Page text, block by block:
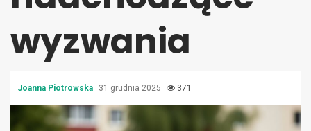
wyzwania
Joanna Piotrowska 31 grudnia 2025 371